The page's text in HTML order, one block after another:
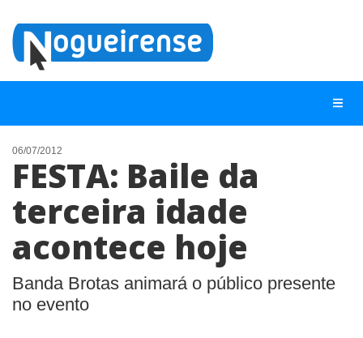
NOTÍCIAS
LISTA DIGITAL
TELEFONES ÚTEIS
06/07/2012
FESTA: Baile da
terceira idade
acontece hoje
Banda Brotas animará o público presente
no evento